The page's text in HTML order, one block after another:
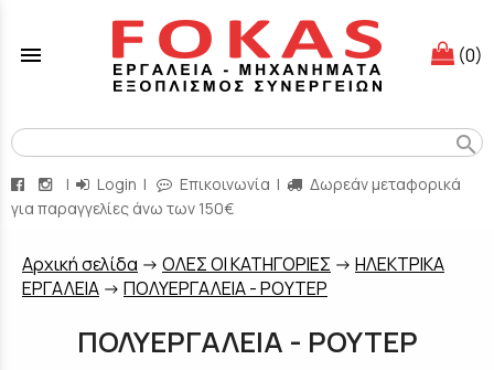
menu (0)
search
| Login | Επικοινωνία |
Δωρεάν μεταφορικά
για παραγγελίες άνω των 150€
Aρχική σελίδα -> ΟΛΕΣ ΟΙ ΚΑΤΗΓΟΡΙΕΣ -> ΗΛΕΚΤΡΙΚΑ
ΕΡΓΑΛΕΙΑ -> ΠΟΛΥΕΡΓΑΛΕΙΑ - ΡΟΥΤΕΡ
ΠΟΛΥΕΡΓΑΛΕΙΑ - ΡΟΥΤΕΡ